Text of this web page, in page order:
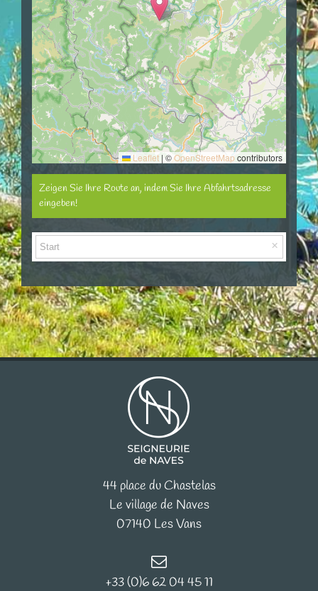
Leaflet | ©OpenStreetMapcontributors
Zeigen Sie Ihre Route an, indem Sie Ihre Abfahrtsadresse
eingeben!
44 place du Chastelas
Le village de Naves
07140 Les Vans
+33 (0)6 62 04 45 11